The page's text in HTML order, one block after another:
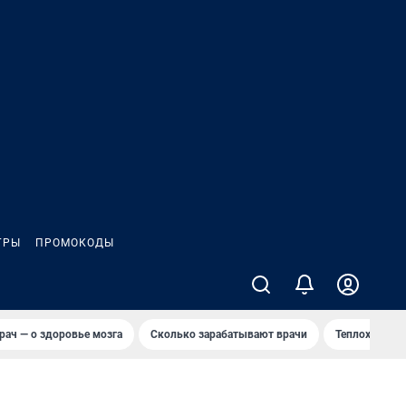
ПРОМОКОДЫ
— о здоровье мозга Сколько зарабатывают врачи Теплоход